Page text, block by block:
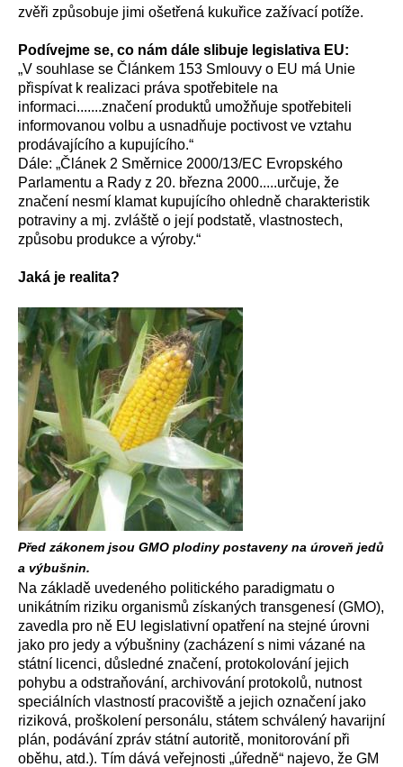
zvěři způsobuje jimi ošetřená kukuřice zažívací potíže.
Podívejme se, co nám dále slibuje legislativa EU:
„V souhlase se Článkem 153 Smlouvy o EU má Unie
přispívat k realizaci práva spotřebitele na
informaci.......značení produktů umožňuje spotřebiteli
informovanou volbu a usnadňuje poctivost ve vztahu
prodávajícího a kupujícího.“
Dále: „Článek 2 Směrnice 2000/13/EC Evropského
Parlamentu a Rady z 20. března 2000.....určuje, že
značení nesmí klamat kupujícího ohledně charakteristik
potraviny a mj. zvláště o její podstatě, vlastnostech,
způsobu produkce a výroby.“
Jaká je realita?
Před zákonem jsou GMO plodiny postaveny na úroveň jedů
a výbušnin.
Na základě uvedeného politického paradigmatu o
unikátním riziku organismů získaných transgenesí (GMO),
zavedla pro ně EU legislativní opatření na stejné úrovni
jako pro jedy a výbušniny (zacházení s nimi vázané na
státní licenci, důsledné značení, protokolování jejich
pohybu a odstraňování, archivování protokolů, nutnost
speciálních vlastností pracoviště a jejich označení jako
riziková, proškolení personálu, státem schválený havarijní
plán, podávání zpráv státní autoritě, monitorování při
oběhu, atd.). Tím dává veřejnosti „úředně“ najevo, že GM